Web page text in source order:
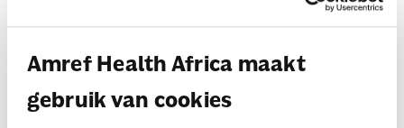
Amref Health Africa maakt
gebruik van cookies